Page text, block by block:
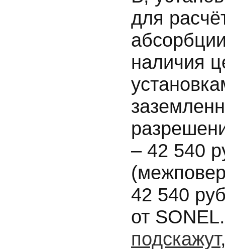
для
наличия
– 42 540
42 540
от
подскажут